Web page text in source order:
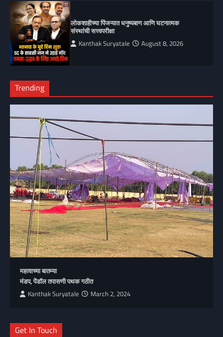
लोकशाहीच्या पिंजऱ्यात धनुष्यबाण आणि घटनात्मक
संस्थांची सत्त्वपरीक्षा
Kanthak Suryatale August 8, 2026
Trending
महत्वाच्या बातम्या
मंडप, पेंडॉल तपासणी पथक गठीत
Kanthak Suryatale March 2, 2024
Get In Touch